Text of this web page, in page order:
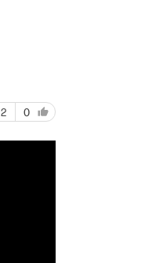
2 0